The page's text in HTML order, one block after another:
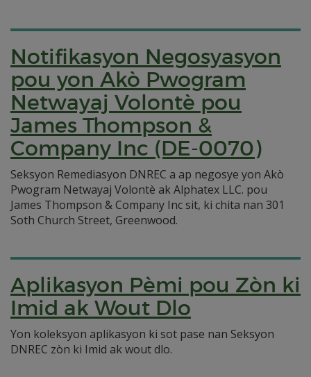
Notifikasyon Negosyasyon
pou yon Akò Pwogram
Netwayaj Volontè pou
James Thompson &
Company Inc (DE-0070)
Seksyon Remediasyon DNREC a ap negosye yon Akò
Pwogram Netwayaj Volontè ak Alphatex LLC. pou
James Thompson & Company Inc sit, ki chita nan 301
Soth Church Street, Greenwood.
Aplikasyon Pèmi pou Zòn ki
Imid ak Wout Dlo
Yon koleksyon aplikasyon ki sot pase nan Seksyon
DNREC zòn ki Imid ak wout dlo.